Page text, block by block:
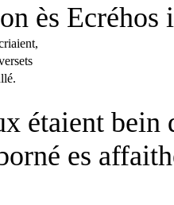
Ecréhos
étaient bein
es